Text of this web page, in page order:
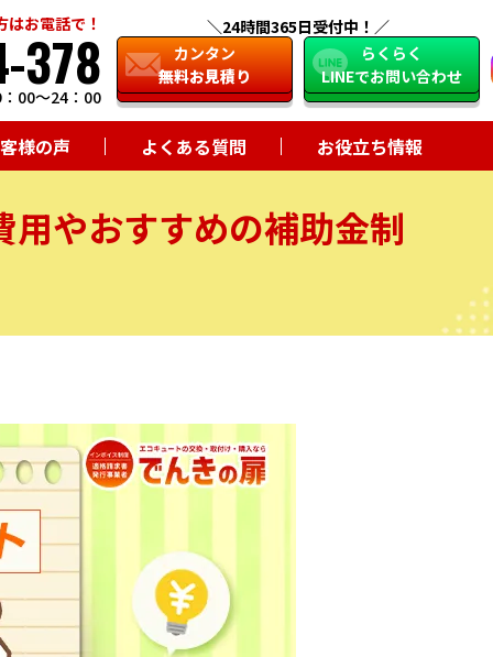
お電話で！
378
00～24：00
24時間365日受付中！
カンタン
無料お見積り
らくらく
LINEでお問い合わせ
様の声 よくある質問 お役立ち情報
やおすすめの補助金制
close